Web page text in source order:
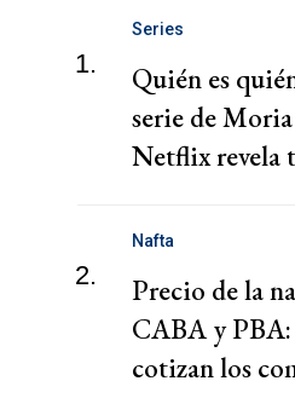
1.
Series
Quién es
serie de Moria
Netflix revela
2.
Nafta
Precio de la
CABA y
cotizan los